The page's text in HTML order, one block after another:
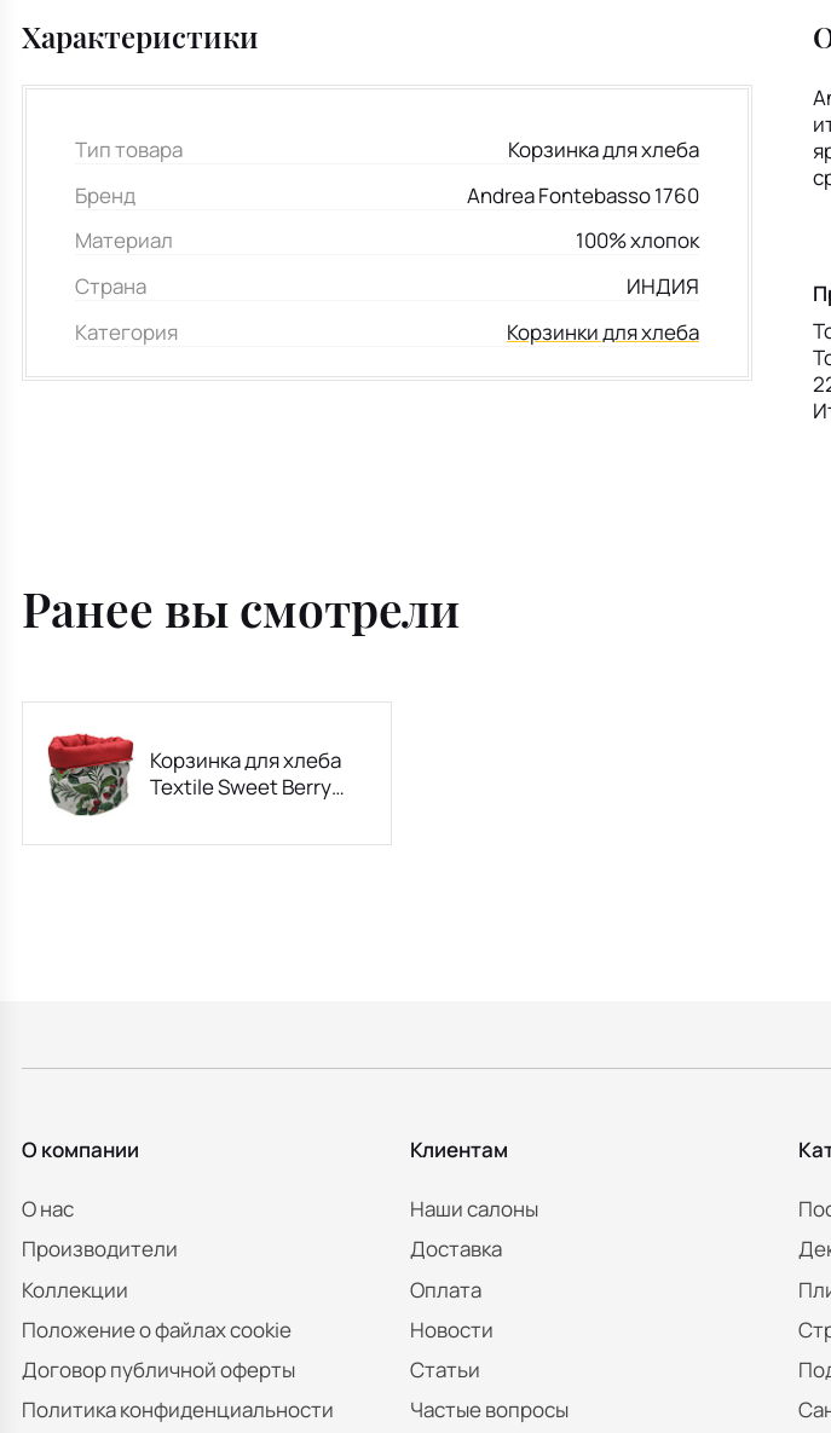
Характеристики
Тип товара
Корзинка для хлеба
Бренд
Andrea Fontebasso 1760
Материал
100% хлопок
Страна
ИНДИЯ
Категория
Корзинки для хлеба
Ранее вы смотрели
Корзинка для хлеба
Textile Sweet Berry
О компании
О нас
Производители
Коллекции
Положение о файлах cookie
Договор публичной оферты
Политика конфиденциальности
Клиентам
Наши салоны
Доставка
Оплата
Новости
Статьи
Частые вопросы